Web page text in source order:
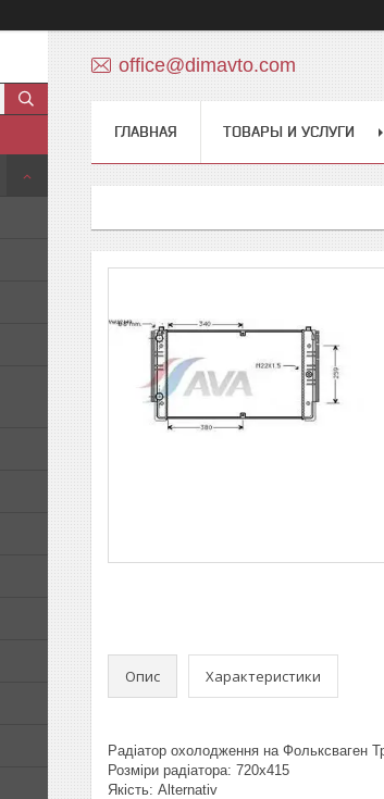
office@dimavto.com
ГЛАВНАЯ ТОВАРЫ И УСЛУГИ
Опис Характеристики
Радіатор охолодження на Фольксваген
Розміри радіатора: 720x415
Якість: Alternativ